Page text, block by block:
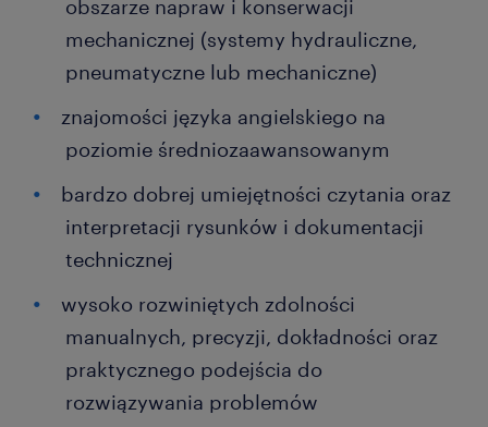
obszarze napraw i konserwacji
mechanicznej (systemy hydrauliczne,
pneumatyczne lub mechaniczne)
znajomości języka angielskiego na
poziomie średniozaawansowanym
bardzo dobrej umiejętności czytania oraz
interpretacji rysunków i dokumentacji
technicznej
wysoko rozwiniętych zdolności
manualnych, precyzji, dokładności oraz
praktycznego podejścia do
rozwiązywania problemów